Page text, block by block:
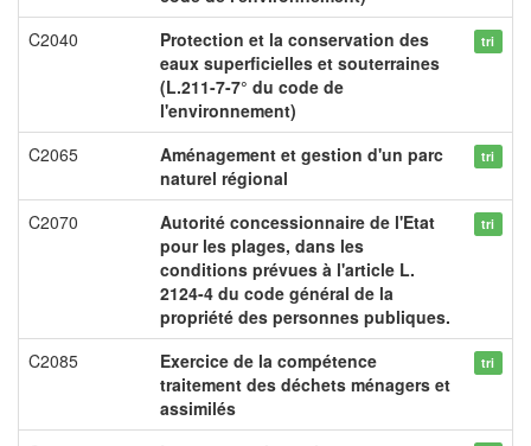
C2040
Protection et la conservation des
eaux superficielles et souterraines
(L.211-7-7° du code de
l'environnement)
tri
C2065
Aménagement et gestion d'un parc
naturel régional
tri
C2070
Autorité concessionnaire de l'Etat
pour les plages, dans les
conditions prévues à l'article L.
2124-4 du code général de la
propriété des personnes publiques.
tri
C2085
Exercice de la compétence
traitement des déchets ménagers et
assimilés
tri